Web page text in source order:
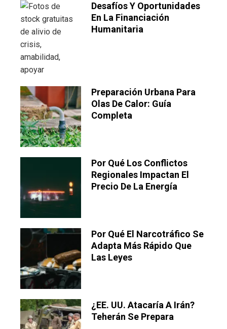
Desafíos Y Oportunidades
En La Financiación
Humanitaria
Preparación Urbana Para
Olas De Calor: Guía
Completa
Por Qué Los Conflictos
Regionales Impactan El
Precio De La Energía
Por Qué El Narcotráfico Se
Adapta Más Rápido Que
Las Leyes
¿EE. UU. Atacaría A Irán?
Teherán Se Prepara